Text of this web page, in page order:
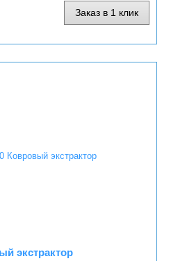
Заказ в 1 клик
экстрактор